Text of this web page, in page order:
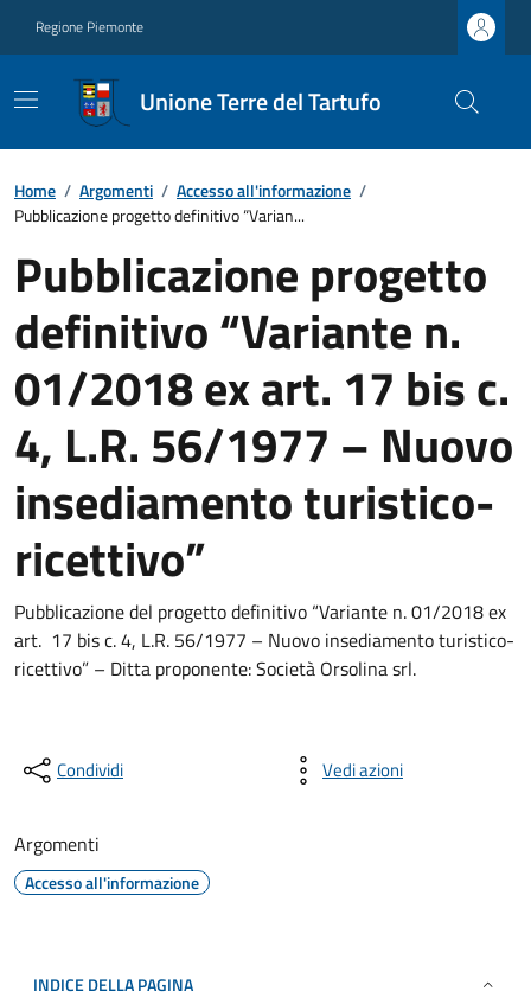
Regione Piemonte
Unione Terre del Tartufo
Home / Argomenti / Accesso all'informazione /
Pubblicazione progetto definitivo “Varian...
Pubblicazione progetto
definitivo “Variante n.
01/2018 ex art. 17 bis c.
4, L.R. 56/1977 – Nuovo
insediamento turistico-
ricettivo”
Pubblicazione del progetto definitivo “Variante n. 01/2018 ex
art. 17 bis c. 4, L.R. 56/1977 – Nuovo insediamento turistico-
ricettivo” – Ditta proponente: Società Orsolina srl.
Condividi Vedi azioni
Argomenti
Accesso all'informazione
INDICE DELLA PAGINA